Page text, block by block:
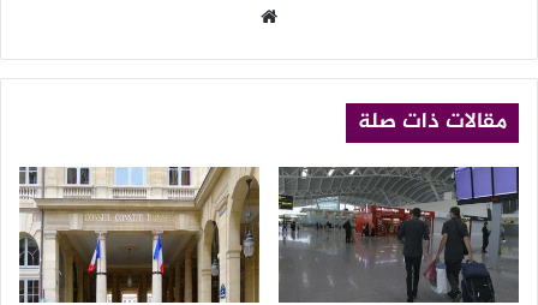
مقالات ذات صلة